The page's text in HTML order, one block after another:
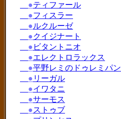
●ティファール
●フィスラー
●ルクルーゼ
●クイジナート
● ビタントニオ
●エレクトロラックス
●平野レミのドゥレミパン
● リーガル
●イワタニ
●サーモス
●ストゥブ